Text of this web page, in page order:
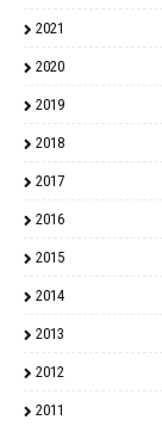
2021
2020
2019
2018
2017
2016
2015
2014
2013
2012
2011